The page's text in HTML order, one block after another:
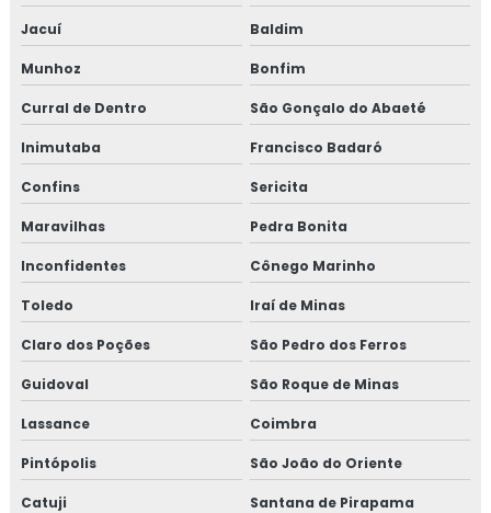
Jacuí Baldim
Munhoz Bonfim
Curral de Dentro São Gonçalo do Abaeté
Inimutaba Francisco Badaró
Confins Sericita
Maravilhas Pedra Bonita
Inconfidentes Cônego Marinho
Toledo Iraí de Minas
Claro dos Poções São Pedro dos Ferros
Guidoval São Roque de Minas
Lassance Coimbra
Pintópolis São João do Oriente
Catuji Santana de Pirapama